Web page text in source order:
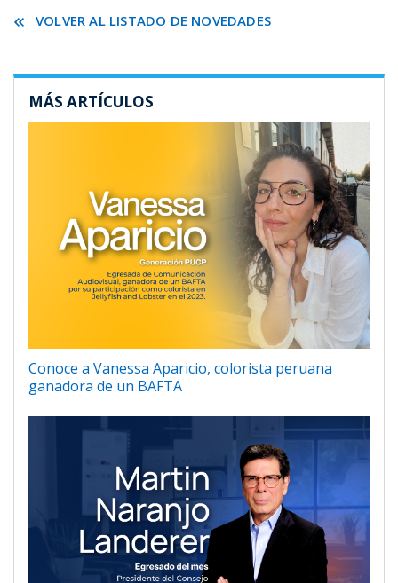
VOLVER AL LISTADO DE NOVEDADES
MÁS ARTÍCULOS
Conoce a Vanessa Aparicio, colorista peruana
ganadora de un BAFTA